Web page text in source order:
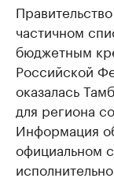
частичном
бюджетным
Российской
оказалась
для региона
Информация
официальном